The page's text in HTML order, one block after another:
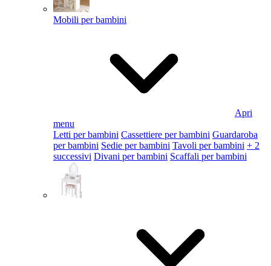
Mobili per bambini
Apri
menu
Letti per bambini Cassettiere per bambini Guardaroba
per bambini Sedie per bambini Tavoli per bambini + 2
successivi Divani per bambini Scaffali per bambini